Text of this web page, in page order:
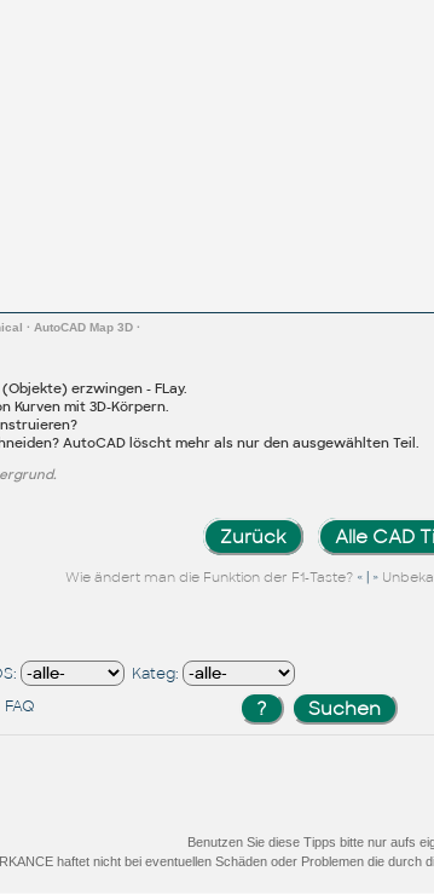
· AutoCAD Map 3D·
erzwingen - FLay.
Kurven mit 3D-Körpern.
AutoCAD löscht mehr als nur den ausgewählten Teil.
Zurück Alle CAD
Wie ändert man die Funktion der F1-Taste?« | »
Kateg:
FAQ
Benutzen Sie diese Tipps bitte nur aufs
haftet nicht bei eventuellen Schäden oder Problemen die durch